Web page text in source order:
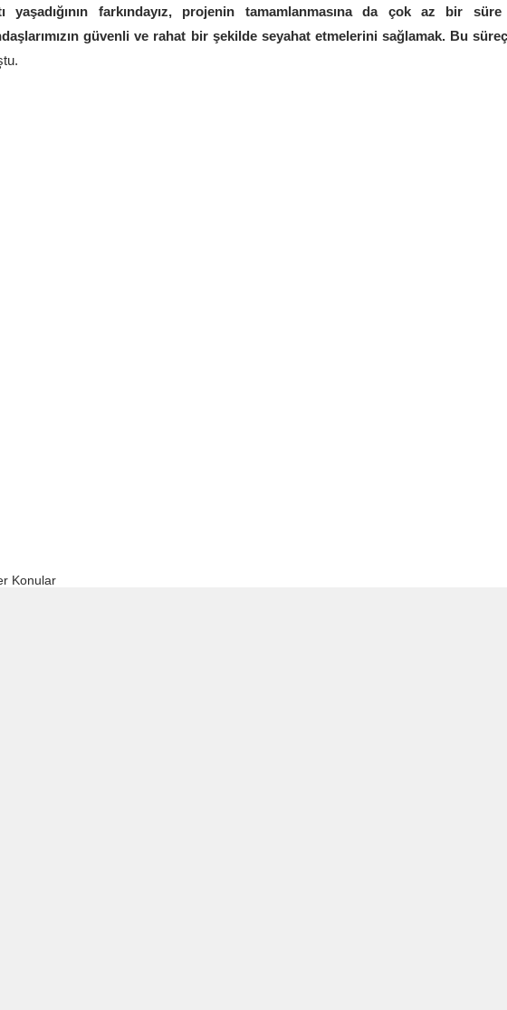
yaşadığının farkındayız, projenin tamamlanmasına da çok az bir
güvenli ve rahat bir şekilde seyahat etmelerini sağlamak. Bu
Konular